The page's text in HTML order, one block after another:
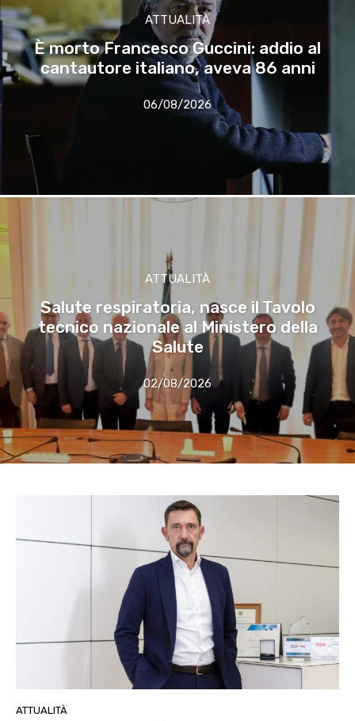
ATTUALITÀ
È morto Francesco Guccini: addio al
cantautore italiano, aveva 86 anni
06/08/2026
ATTUALITÀ
Salute respiratoria, nasce il Tavolo
tecnico nazionale al Ministero della
Salute
02/08/2026
ATTUALITÀ